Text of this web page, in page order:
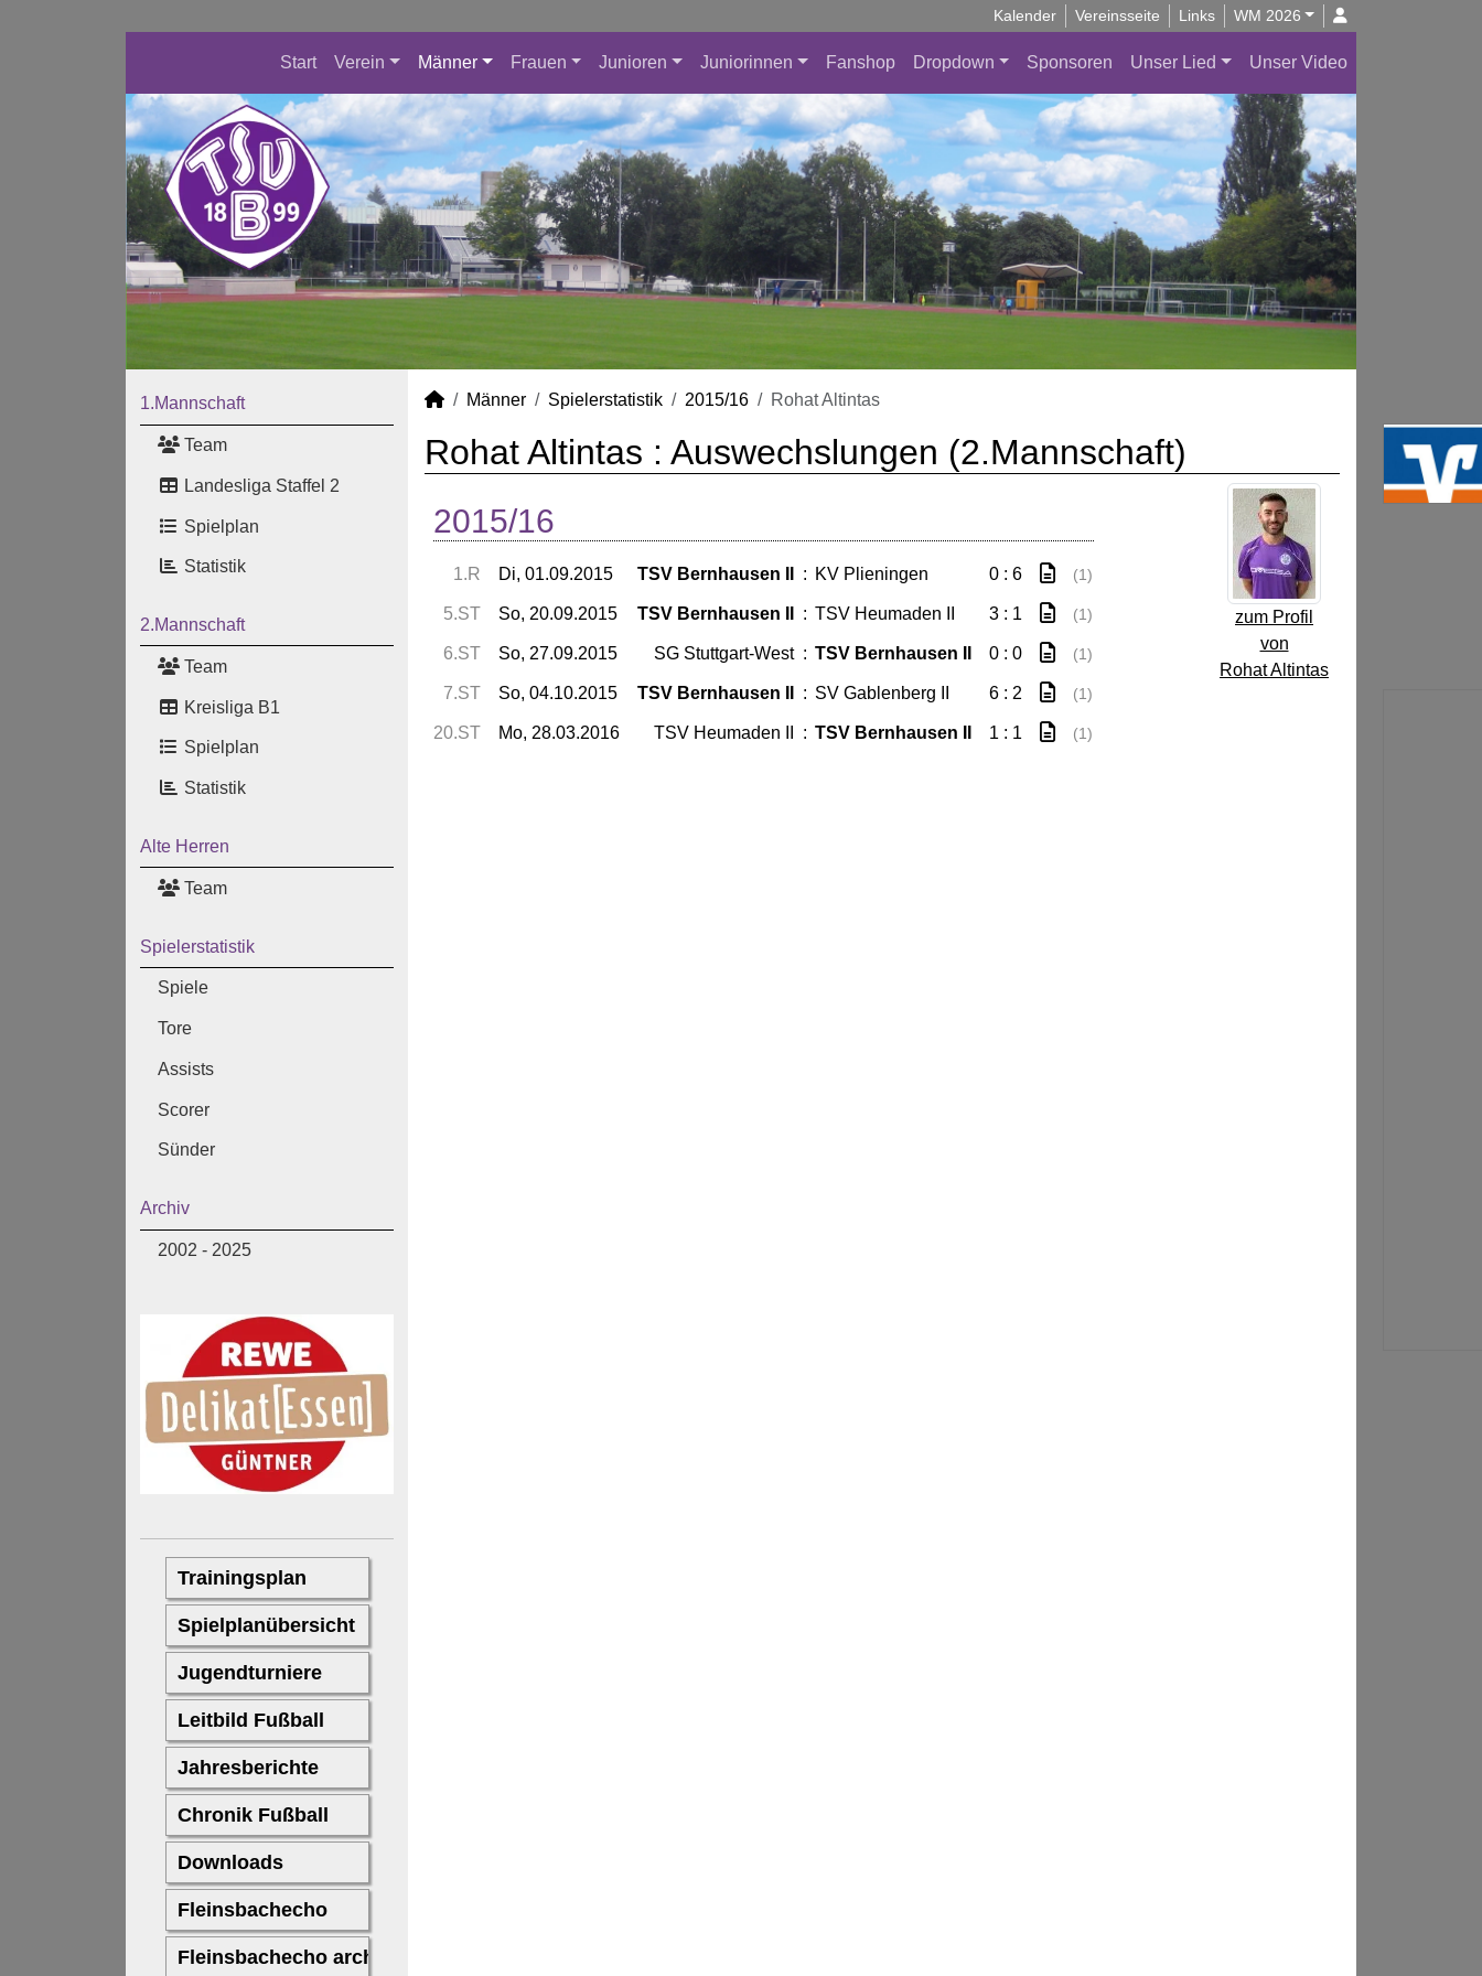
Kalender Vereinsseite Links WM 2026
Start Verein Männer Frauen Junioren Juniorinnen Fanshop Dropdown Sponsoren Unser Lied Unser Video
1.Mannschaft
Team
Landesliga Staffel 2
Spielplan
Statistik
2.Mannschaft
Team
Kreisliga B1
Spielplan
Statistik
Alte Herren
Team
Spielerstatistik
Spiele
Tore
Assists
Scorer
Sünder
Archiv
2002 - 2025
Männer Spielerstatistik 2015/16 Rohat Altintas
Rohat Altintas : Auswechslungen (2.Mannschaft)
zum Profil
von
Rohat Altintas
2015/16
1.R Di, 01.09.2015 TSV Bernhausen II : KV Plieningen 0 : 6 (1)
5.ST So, 20.09.2015 TSV Bernhausen II : TSV Heumaden II 3 : 1 (1)
6.ST So, 27.09.2015 SG Stuttgart-West : TSV Bernhausen II 0 : 0 (1)
7.ST So, 04.10.2015 TSV Bernhausen II : SV Gablenberg II 6 : 2 (1)
20.ST Mo, 28.03.2016 TSV Heumaden II : TSV Bernhausen II 1 : 1 (1)